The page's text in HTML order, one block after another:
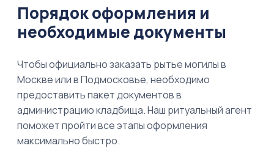
Порядок оформления и
необходимые документы
Чтобы официально заказать рытье могилы в
Москве или в Подмосковье, необходимо
предоставить пакет документов в
администрацию кладбища. Наш ритуальный агент
поможет пройти все этапы оформления
максимально быстро.